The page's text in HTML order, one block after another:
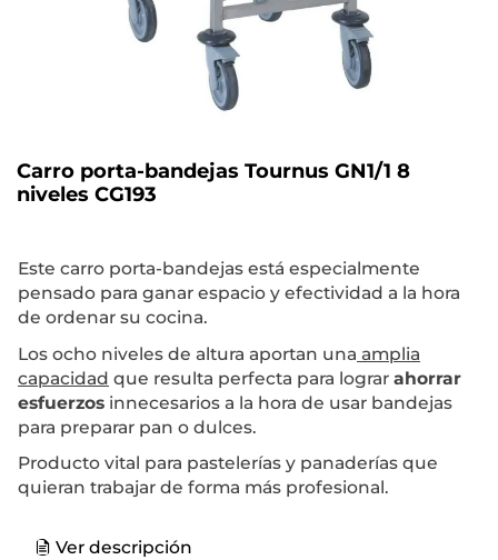
Carro porta-bandejas Tournus GN1/1 8
niveles CG193
Este carro porta-bandejas está especialmente
pensado para ganar espacio y efectividad a la hora
de ordenar su cocina.
Los ocho niveles de altura aportan una amplia
capacidad que resulta perfecta para lograr ahorrar
esfuerzos innecesarios a la hora de usar bandejas
para preparar pan o dulces.
Producto vital para pastelerías y panaderías que
quieran trabajar de forma más profesional.
Ver descripción